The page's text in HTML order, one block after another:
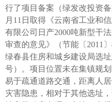
行了项目备案（绿发改投资
月11日取得《云南省工业和
有限公司日产2000吨新型干
审查的意见》（节能〔2011
绿春县住房和城乡建设局选
号）。项目位置未在集镇规
易于疏通道路交通，距离人
灾害隐患，相对于其他选址